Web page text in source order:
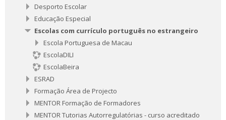
Desporto Escolar
Educação Especial
Escolas com currículo português no estrangeiro
Escola Portuguesa de Macau
EscolaDILI
EscolaBeira
ESRAD
Formação Área de Projecto
MENTOR Formação de Formadores
MENTOR Tutorias Autorregulatórias - curso acreditado